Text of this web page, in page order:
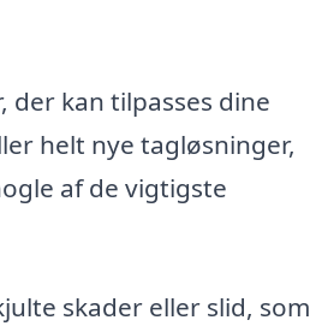
kan tilpasses dine
helt nye tagløsninger,
af de vigtigste
skader eller slid, som